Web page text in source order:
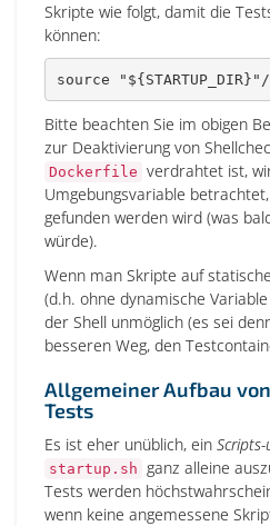
Skripte wie folgt, damit die
können:
source " ${STARTUP_DIR} "
Bitte beachten Sie im obigen
zur Deaktivierung von
Dockerfile verdrahtet ist,
Umgebungsvariable
gefunden werden wird (was
würde).
Wenn man Skripte auf
(d.h. ohne dynamische
der Shell unmöglich (es sei
besseren Weg, den
Allgemeiner Aufbau
Tests
Es ist eher unüblich, ein
startup.sh ganz alleine
Tests werden
wenn keine angemessene